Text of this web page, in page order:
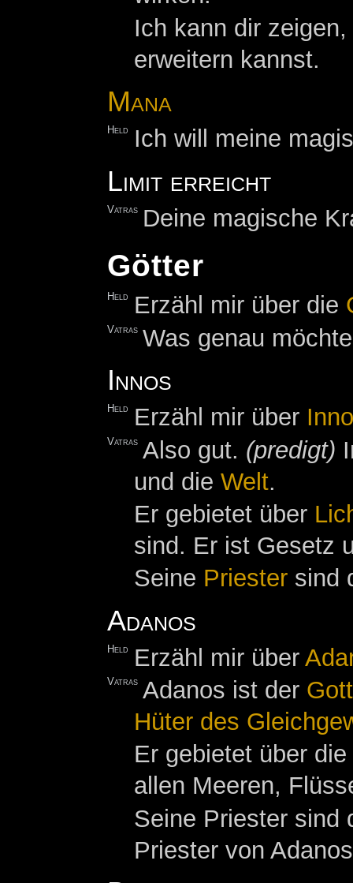
Ich kann dir
erweitern kannst.
Mana
Held Ich will meine
Limit erreicht
Vatras Deine magische
Götter
Held Erzähl mir über die
Vatras Was genau
Innos
Held Erzähl mir über
Vatras Also gut. (predigt)
und dieWelt.
Er gebietet über
sind. Er ist Gesetz
Seine Priester sind
Adanos
Held Erzähl mir über
Vatras Adanos ist der
Hüter des
Er gebietet über
allen Meeren,
Seine Priester sind
Priester von